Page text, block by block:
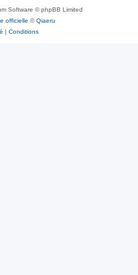
Software © phpBB Limited
officielle ©Qiaeru
| Conditions